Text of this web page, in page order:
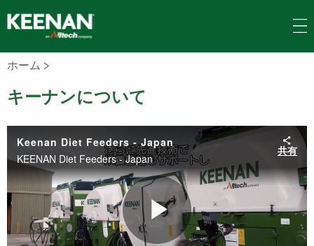
to
main
ホーム >
キーナンについて
Keenan Diet Feeders - Japan
KEENAN Diet Feeders - Japan
共有